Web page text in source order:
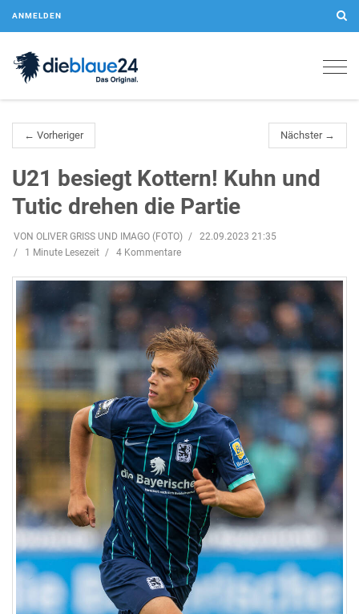
ANMELDEN
← Vorheriger Nächster →
U21 besiegt Kottern! Kuhn und
Tutic drehen die Partie
VON OLIVER GRISS UND IMAGO (FOTO)
22.09.2023 21:35
1 Minute Lesezeit
4 Kommentare